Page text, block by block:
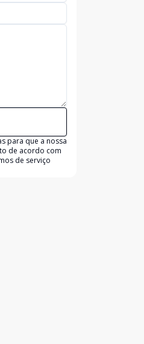
para que a nossa
de acordo com
de serviço